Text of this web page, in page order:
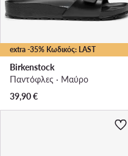
extra -35% Κωδικός: LAST
Birkenstock
Παντόφλες · Μαύρο
39,90€